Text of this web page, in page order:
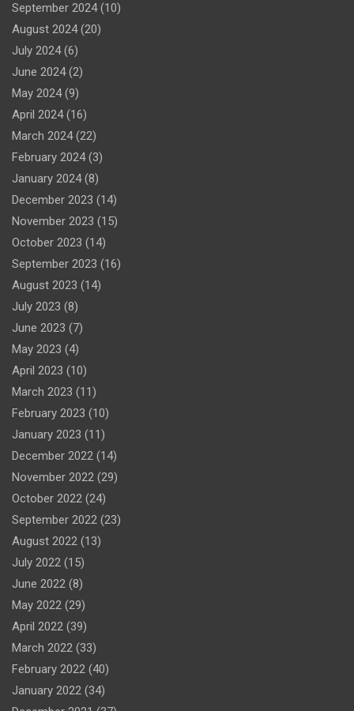
September 2024(10)
August 2024(20)
July 2024(6)
June 2024(2)
May 2024(9)
April 2024(16)
March 2024(22)
February 2024(3)
January 2024(8)
December 2023 (14)
November 2023 (15)
October 2023 (14)
September 2023 (16)
August 2023 (14)
July 2023 (8)
June 2023 (7)
May 2023 (4)
April 2023 (10)
March 2023 (11)
February 2023 (10)
January 2023 (11)
December 2022 (14)
November 2022 (29)
October 2022 (24)
September 2022 (23)
August 2022 (13)
July 2022 (15)
June 2022 (8)
May 2022 (29)
April 2022 (39)
March 2022 (33)
February 2022 (40)
January 2022 (34)